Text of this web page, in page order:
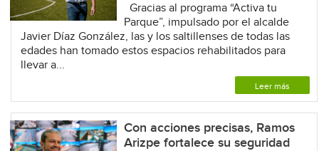
Gracias al programa “Activa tu
Parque”, impulsado por el alcalde
Javier Díaz González, las y los saltillenses de todas las
edades han tomado estos espacios rehabilitados para
llevar a...
Leer más
Con acciones precisas, Ramos
Arizpe fortalece su seguridad